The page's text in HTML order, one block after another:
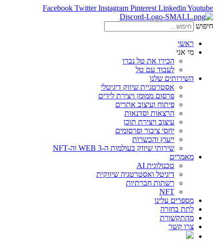
Facebook Twitter Instagram Pinterest Linkedin Youtube
חיפוש
ראשי
מי אני
הכירו את טל נברו
לעבוד עם טל
השירותים שלנו
אסטרטגיית שיווק דיגיטלי
פרסום ממומן ויצירת לידים
פיתוח ועיצוב אתרים
הרצאות וסדנאות
עיצוב ויצירת תוכן
יחסי ציבור ופרסומים
ייעוץ והכשרות
שירותי שיווק בעולמות ה-WEB 3 וה-NFT
מאמרים
טכנולוגית AI
דיגיטל ואסטרטגיה שיווקית
רשתות חברתיות
NFT
מספרים עלינו
לתת בחזרה
מהתקשורת
צרו קשר